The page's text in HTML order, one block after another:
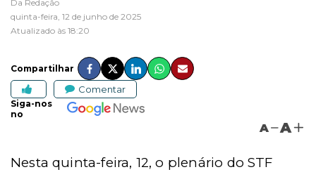
Da Redação
quinta-feira, 12 de junho de 2025
Atualizado às 18:20
Compartilhar
Comentar
Siga-nos
no
A A
Nesta quinta-feira, 12, o plenário do STF